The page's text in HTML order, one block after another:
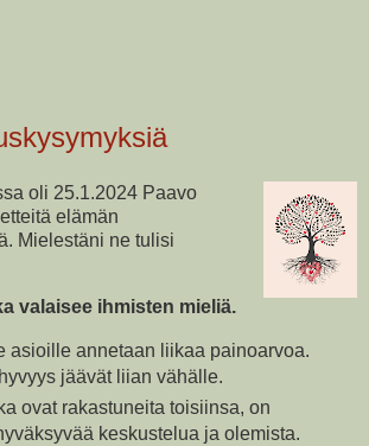
oli 25.1.2024 Paavo
elämän
Mielestäni ne tulisi
valaisee ihmisten mieliä.
asioille annetaan liikaa painoarvoa.
jäävät liian vähälle.
ovat rakastuneita toisiinsa, on
keskustelua ja olemista.